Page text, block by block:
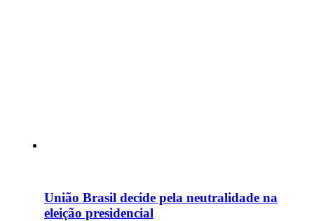
União Brasil decide pela neutralidade na
eleição presidencial